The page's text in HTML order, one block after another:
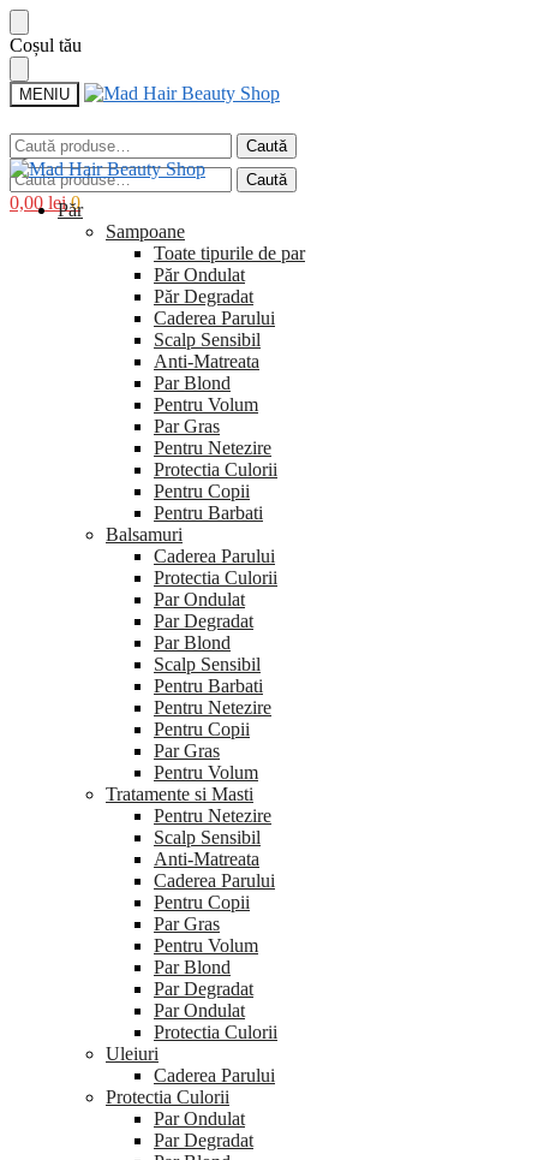
Sari
la
navigare
Sari
la
conținut
Coșul tău
MENIU
Caută
după:
Caută
0,00 lei 0
Caută
după:
Caută
Păr
Sampoane
Toate tipurile de par
Păr Ondulat
Păr Degradat
Caderea Parului
Scalp Sensibil
Anti-Matreata
Par Blond
Pentru Volum
Par Gras
Pentru Netezire
Protectia Culorii
Pentru Copii
Pentru Barbati
Balsamuri
Caderea Parului
Protectia Culorii
Par Ondulat
Par Degradat
Par Blond
Scalp Sensibil
Pentru Barbati
Pentru Netezire
Pentru Copii
Par Gras
Pentru Volum
Tratamente si Masti
Pentru Netezire
Scalp Sensibil
Anti-Matreata
Caderea Parului
Pentru Copii
Par Gras
Pentru Volum
Par Blond
Par Degradat
Par Ondulat
Protectia Culorii
Uleiuri
Caderea Parului
Protectia Culorii
Par Ondulat
Par Degradat